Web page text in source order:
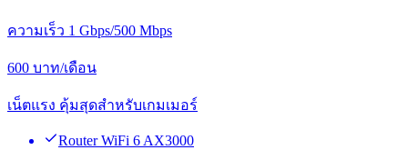
ความเร็ว 1 Gbps/500 Mbps
600 บาท/เดือน
เน็ตแรง คุ้มสุดสำหรับเกมเมอร์
Router WiFi 6 AX3000